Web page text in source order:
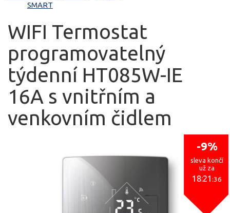
SMART
WIFI Termostat
programovatelný
týdenní HT085W-IE
16A s vnitřním a
venkovním čidlem
-9%
sleva končí
už za
18:21:36